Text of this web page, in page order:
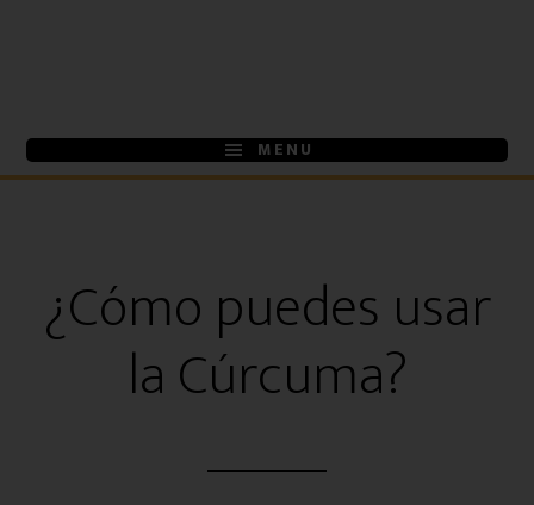
lateral
MENU
¿Cómo puedes usar
la Cúrcuma?